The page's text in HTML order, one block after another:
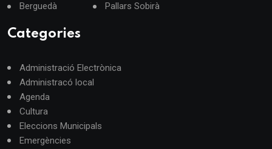
Berguedà
Pallars Sobirà
Categories
Administració Electrònica
Administracó local
Agenda
Cultura
Eleccions Municipals
Emergències